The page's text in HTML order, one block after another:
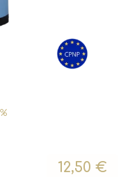
12,50 €